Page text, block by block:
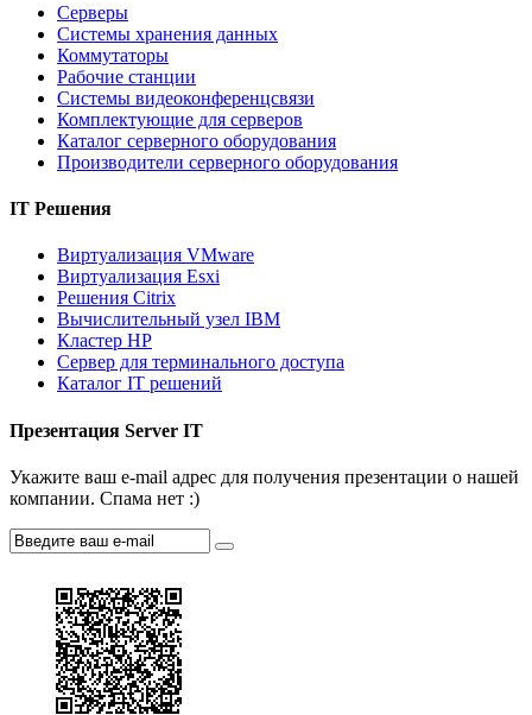
Серверы
Системы хранения данных
Коммутаторы
Рабочие станции
Системы видеоконференцсвязи
Комплектующие для серверов
Каталог серверного оборудования
Производители серверного оборудования
IT Решения
Виртуализация VMware
Виртуализация Esxi
Решения Citrix
Вычислительный узел IBM
Кластер HP
Сервер для терминального доступа
Каталог IT решений
Презентация Server IT
Укажите ваш e-mail адрес для получения презентации о нашей
компании. Спама нет :)